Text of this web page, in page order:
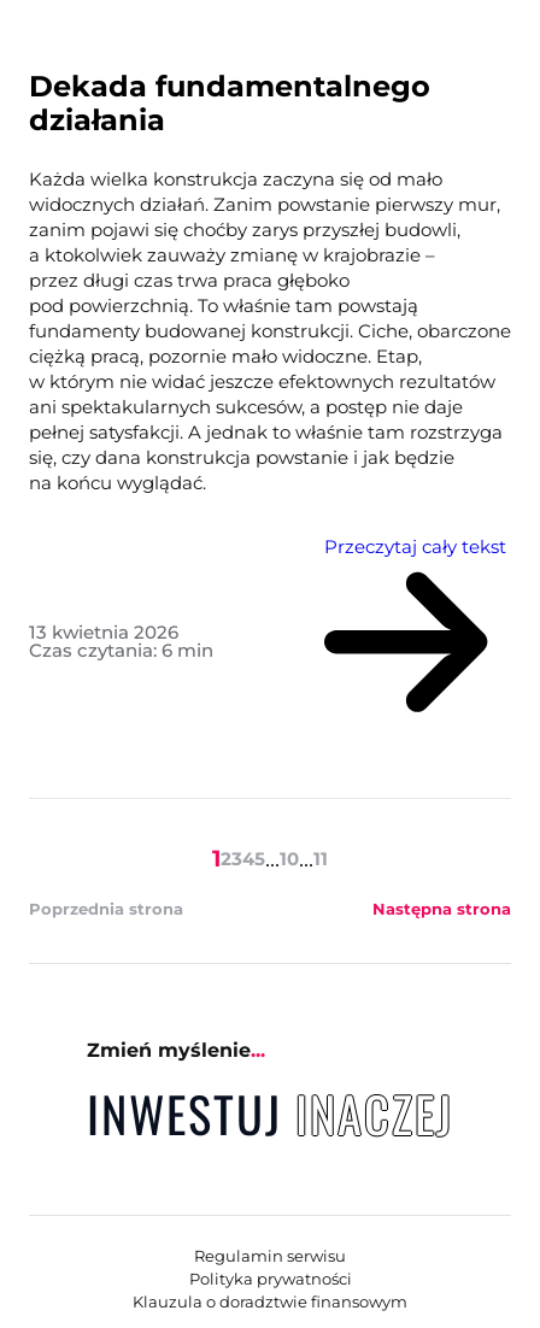
Dekada fundamentalnego
działania
Każda wielka konstrukcja zaczyna się od mało
widocznych działań. Zanim powstanie pierwszy mur,
zanim pojawi się choćby zarys przyszłej budowli,
a ktokolwiek zauważy zmianę w krajobrazie –
przez długi czas trwa praca głęboko
pod powierzchnią. To właśnie tam powstają
fundamenty budowanej konstrukcji. Ciche, obarczone
ciężką pracą, pozornie mało widoczne. Etap,
w którym nie widać jeszcze efektownych rezultatów
ani spektakularnych sukcesów, a postęp nie daje
pełnej satysfakcji. A jednak to właśnie tam rozstrzyga
się, czy dana konstrukcja powstanie i jak będzie
na końcu wyglądać.
13 kwietnia 2026
Czas czytania: 6 min
Przeczytaj cały tekst
Poprzednia strona Następna strona
12345...10...11
Zmień myślenie...
INWESTUJ INACZEJ
Regulamin serwisu
Polityka prywatności
Klauzula o doradztwie finansowym